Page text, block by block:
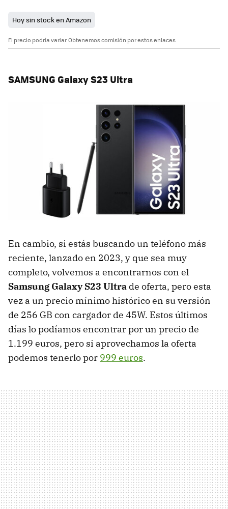
Hoy sin stock en Amazon
El precio podría variar. Obtenemos comisión por estos enlaces
SAMSUNG Galaxy S23 Ultra
En cambio, si estás buscando un teléfono más
reciente, lanzado en 2023, y que sea muy
completo, volvemos a encontrarnos con el
Samsung Galaxy S23 Ultra de oferta, pero esta
vez a un precio mínimo histórico en su versión
de 256 GB con cargador de 45W. Estos últimos
días lo podíamos encontrar por un precio de
1.199 euros, pero si aprovechamos la oferta
podemos tenerlo por 999 euros.